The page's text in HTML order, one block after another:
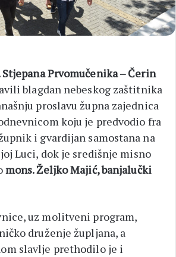
Prvomučenika – Čerin
blagdan nebeskog zaštitnika
proslavu župna zajednica
koju je predvodio fra
i gvardijan samostana na
Luci, dok je središnje misno
mons. Željko Majić, banjalučki
uz molitveni program,
druženje župljana, a
slavlje prethodilo je i